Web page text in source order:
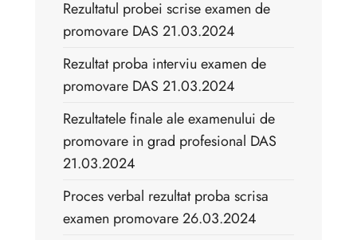
Rezultatul probei scrise examen de
promovare DAS 21.03.2024
Rezultat proba interviu examen de
promovare DAS 21.03.2024
Rezultatele finale ale examenului de
promovare in grad profesional DAS
21.03.2024
Proces verbal rezultat proba scrisa
examen promovare 26.03.2024